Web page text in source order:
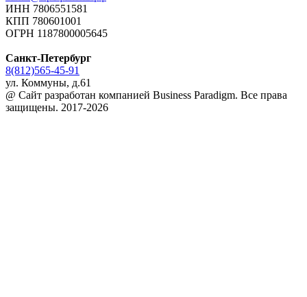
ИНН 7806551581
КПП 780601001
ОГРН 1187800005645
Санкт-Петербург
8(812)565-45-91
ул. Коммуны, д.61
@ Сайт разработан компанией Business Paradigm. Все права
защищены. 2017-2026